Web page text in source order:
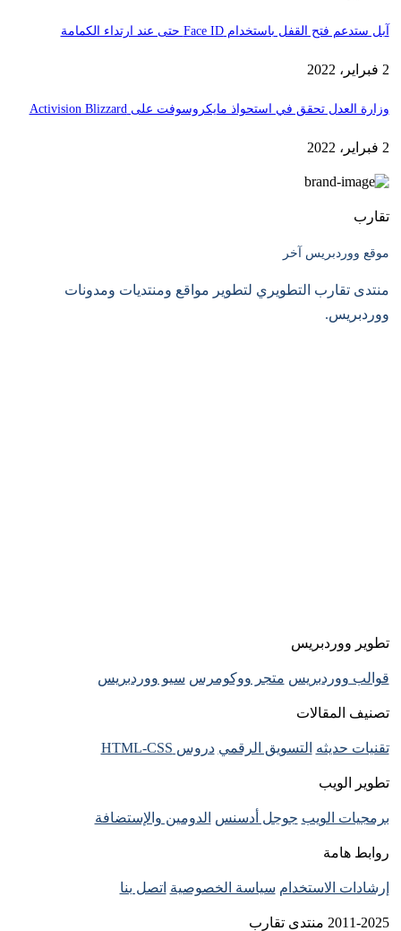
آبل ستدعم فتح القفل باستخدام Face ID حتى عند ارتداء الكمامة
2 فبراير، 2022
وزارة العدل تحقق في استحواذ مايكروسوفت على Activision Blizzard
2 فبراير، 2022
تقارب
موقع ووردبريس آخر
منتدى تقارب التطويري لتطوير مواقع ومنتديات ومدونات
ووردبريس.
تطوير ووردبريس
قوالب ووردبريس متجر ووكومرس سيو ووردبريس
تصنيف المقالات
تقنيات حديثه التسويق الرقمي دروس HTML-CSS
تطوير الويب
برمجيات الويب جوجل أدسنس الدومين والإستضافة
روابط هامة
إرشادات الاستخدام سياسة الخصوصية اتصل بنا
2011-2025 منتدى تقارب